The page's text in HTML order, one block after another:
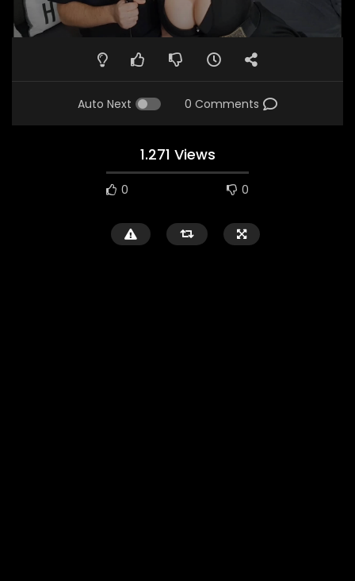
Auto Next 0 Comments
1.271 Views
0 0